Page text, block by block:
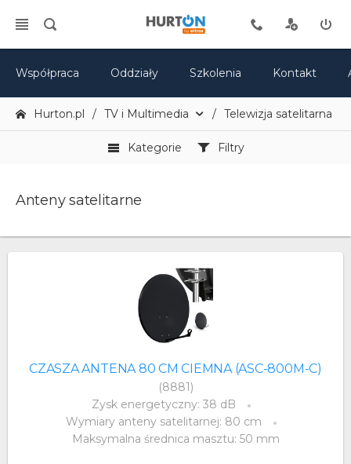
Współpraca Oddziały Szkolenia Kontakt
Hurton.pl TV i Multimedia Telewizja satelitarna -
Kategorie Filtry
Anteny satelitarne
CZASZA ANTENA 80 CM CIEMNA (ASC-800M-C)
(8881)
Zysk energetyczny: 38 dB
Wymiary anteny satelitarnej: 80 cm
Maksymalna średnica masztu: 50 mm